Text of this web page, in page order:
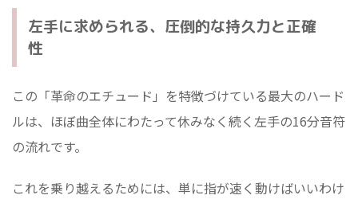
左手に求められる、圧倒的な持久力と正確
性
この「革命のエチュード」を特徴づけている最大のハード
ルは、ほぼ曲全体にわたって休みなく続く左手の16分音符
の流れです。
これを乗り越えるためには、単に指が速く動けばいいわけ